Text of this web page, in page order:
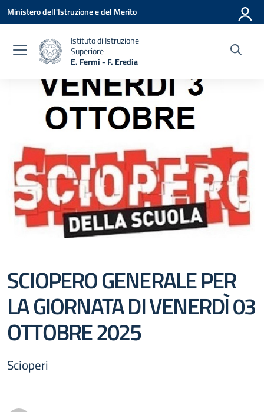
Vai ai contenuti
Vai al menu di navigazione
Vai al footer
Ministero dell'Istruzione e del Merito
Istituto di Istruzione
Superiore
E. Fermi - F. Eredia
SCIOPERO GENERALE PER
LA GIORNATA DI VENERDÌ 03
OTTOBRE 2025
Scioperi